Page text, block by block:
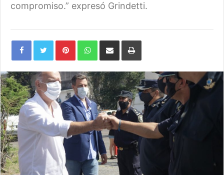
compromiso.” expresó Grindetti.
PinterestWhatsAppShare
Email
Print